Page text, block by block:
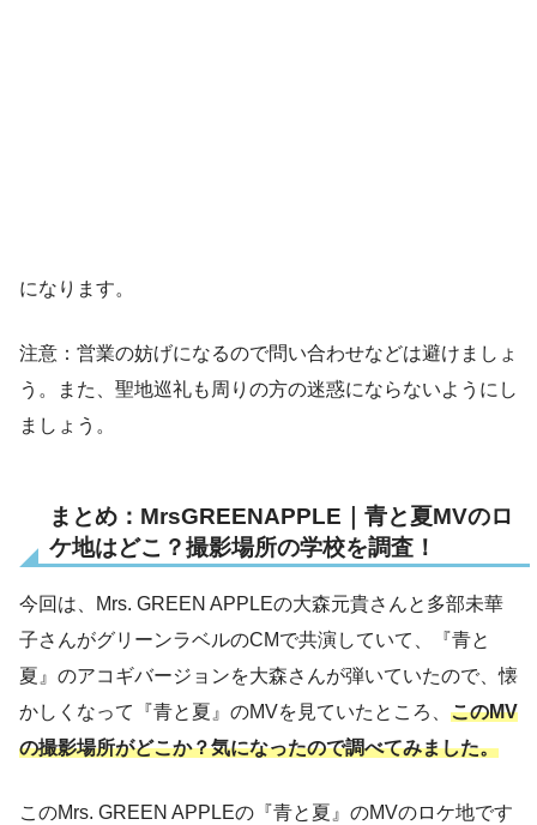
になります。
注意：営業の妨げになるので問い合わせなどは避けましょ
う。また、聖地巡礼も周りの方の迷惑にならないようにし
ましょう。
まとめ：MrsGREENAPPLE｜青と夏MVのロ
ケ地はどこ？撮影場所の学校を調査！
今回は、Mrs. GREEN APPLEの大森元貴さんと多部未華
子さんがグリーンラベルのCMで共演していて、『青と
夏』のアコギバージョンを大森さんが弾いていたので、懐
かしくなって『青と夏』のMVを見ていたところ、 このMV
の撮影場所がどこか？気になったので調べてみました。
このMrs. GREEN APPLEの『青と夏』のMVのロケ地です